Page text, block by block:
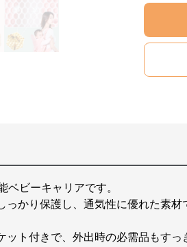
ベビーキャリアです。
っかり保護し、通気性に優れた素材
ト付きで、外出時の必需品もすっ